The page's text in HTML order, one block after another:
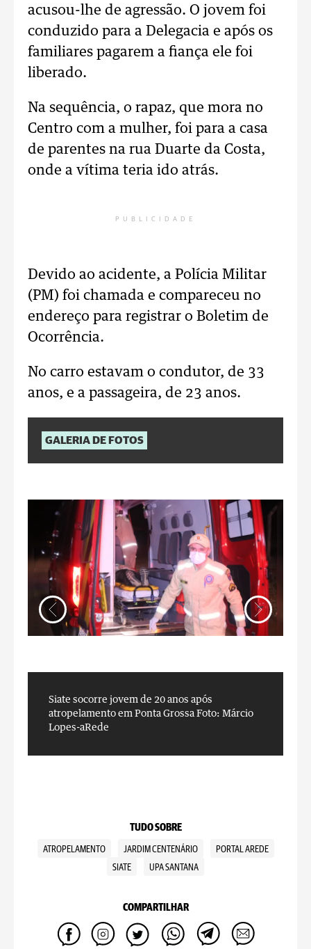
acusou-lhe de agressão. O jovem foi
conduzido para a Delegacia e após os
familiares pagarem a fiança ele foi
liberado.
Na sequência, o rapaz, que mora no
Centro com a mulher, foi para a casa
de parentes na rua Duarte da Costa,
onde a vítima teria ido atrás.
PUBLICIDADE
Devido ao acidente, a Polícia Militar
(PM) foi chamada e compareceu no
endereço para registrar o Boletim de
Ocorrência.
No carro estavam o condutor, de 33
anos, e a passageira, de 23 anos.
GALERIA DE FOTOS
Siate socorre jovem de 20 anos após
atropelamento em Ponta GrossaFoto: Márcio
Lopes-aRede
TUDO SOBRE
ATROPELAMENTO JARDIM CENTENÁRIO
PORTAL AREDE
SIATE
UPA SANTANA
COMPARTILHAR